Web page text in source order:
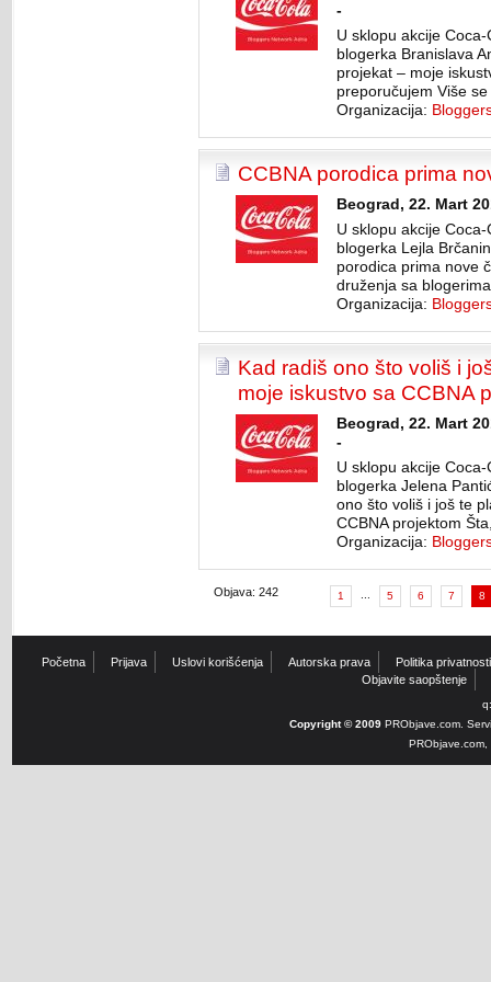
-
U sklopu akcije
blogerka Branislava
projekat – moje
preporučujem Više
Organizacija:
CCBNA porodica prima
Beograd, 22. Mart
U sklopu akcije
blogerka Lejla
porodica prima nove
druženja sa
Organizacija:
Kad radiš ono što voliš i
moje iskustvo sa CCBNA
Beograd, 22. Mart
-
U sklopu akcije
blogerka Jelena
ono što voliš i još te
CCBNA projektom
Organizacija:
1 5 6 7 8
Objava: 242
Početna Prijava Uslovi korišćenja Autorska prava
Politika privatnosti
Objavite saopštenje
Copyright © 2009 PRObjave.com.
PRObjave.com,